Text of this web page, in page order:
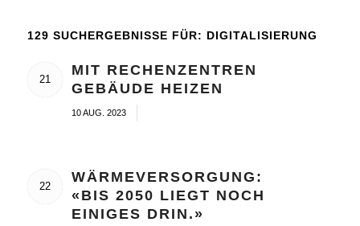
129 SUCHERGEBNISSE FÜR: DIGITALISIERUNG
21
MIT RECHENZENTREN
GEBÄUDE HEIZEN
10 AUG. 2023
22
WÄRMEVERSORGUNG:
«BIS 2050 LIEGT NOCH
EINIGES DRIN.»